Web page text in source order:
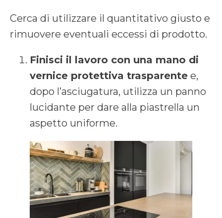
Cerca di utilizzare il quantitativo giusto e
rimuovere eventuali eccessi di prodotto.
Finisci il lavoro con una mano di
vernice protettiva trasparente e,
dopo l’asciugatura, utilizza un panno
lucidante per dare alla piastrella un
aspetto uniforme.